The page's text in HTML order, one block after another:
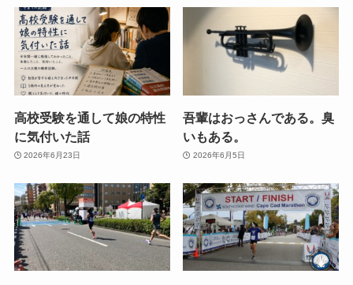
高校受験を通して娘の特性
に気付いた話
2026年6月23日
吾輩はおっさんである。臭
いもある。
2026年6月5日